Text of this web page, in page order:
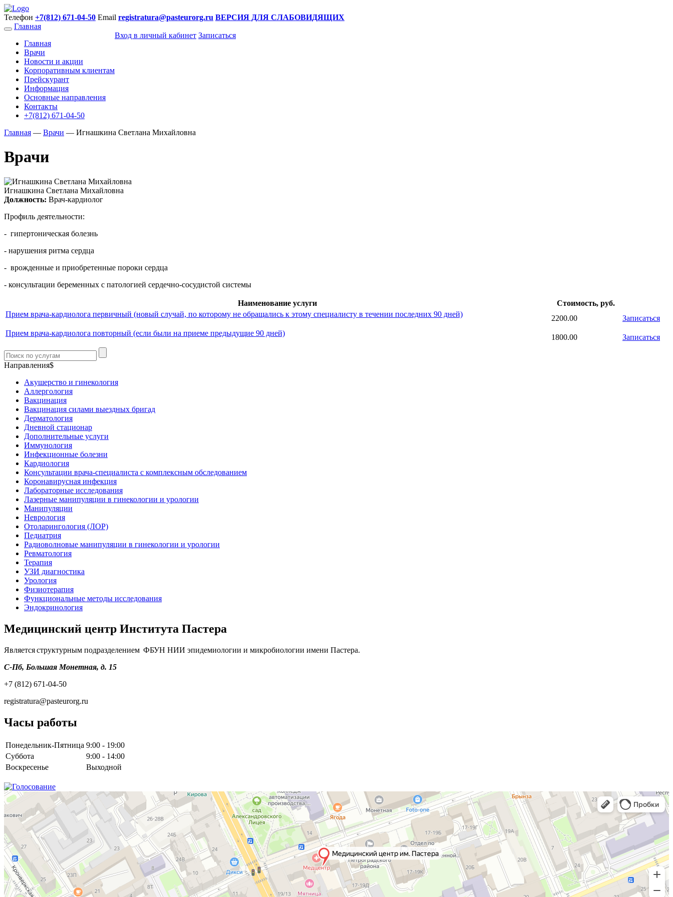
Телефон +7(812) 671-04-50 Email registratura@pasteurorg.ru ВЕРСИЯ ДЛЯ СЛАБОВИДЯЩИХ
Главная
Главная
Врачи
Новости и акции
Корпоративным клиентам
Прейскурант
Информация
Основные направления
Контакты
+7(812) 671-04-50
Вход в личный кабинет Записаться
Главная — Врачи — Игнашкина Светлана Михайловна
Врачи
Игнашкина Светлана Михайловна
Должность: Врач-кардиолог
Профиль деятельности:
- гипертоническая болезнь
- нарушения ритма сердца
- врожденные и приобретенные пороки сердца
- консультации беременных с патологией сердечно-сосудистой системы
Наименование услуги
Стоимость, руб.
Прием врача-кардиолога первичный (новый случай, по которому не обращались к этому специалисту в течении последних 90 дней)
2200.00
Записаться
Прием врача-кардиолога повторный (если были на приеме предыдущие 90 дней)
1800.00 Записаться
Направления$
Акушерство и гинекология
Аллергология
Вакцинация
Вакцинация силами выездных бригад
Дерматология
Дневной стационар
Дополнительные услуги
Иммунология
Инфекционные болезни
Кардиология
Консультации врача-специалиста с комплексным обследованием
Коронавирусная инфекция
Лабораторные исследования
Лазерные манипуляции в гинекологии и урологии
Манипуляции
Неврология
Отоларингология (ЛОР)
Педиатрия
Радиоволновые манипуляции в гинекологии и урологии
Ревматология
Терапия
УЗИ диагностика
Урология
Физиотерапия
Функциональные методы исследования
Эндокринология
Медицинский центр Института Пастера
Является структурным подразделением ФБУН НИИ эпидемиологии и микробиологии имени Пастера.
С-Пб, Большая Монетная, д. 15
+7 (812) 671-04-50
registratura@pasteurorg.ru
Часы работы
Понедельник-Пятница 9:00 - 19:00
Суббота
9:00 - 14:00
Воскресенье
Выходной